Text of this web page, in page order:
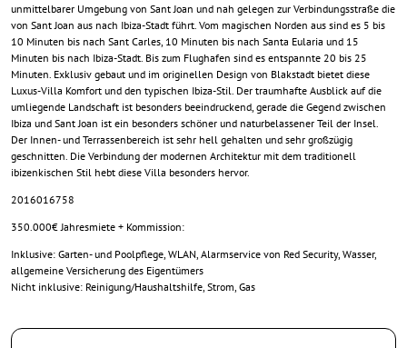
unmittelbarer Umgebung von Sant Joan und nah gelegen zur Verbindungsstraße die
von Sant Joan aus nach Ibiza-Stadt führt. Vom magischen Norden aus sind es 5 bis
10 Minuten bis nach Sant Carles, 10 Minuten bis nach Santa Eularia und 15
Minuten bis nach Ibiza-Stadt. Bis zum Flughafen sind es entspannte 20 bis 25
Minuten. Exklusiv gebaut und im originellen Design von Blakstadt bietet diese
Luxus-Villa Komfort und den typischen Ibiza-Stil. Der traumhafte Ausblick auf die
umliegende Landschaft ist besonders beeindruckend, gerade die Gegend zwischen
Ibiza und Sant Joan ist ein besonders schöner und naturbelassener Teil der Insel.
Der Innen- und Terrassenbereich ist sehr hell gehalten und sehr großzügig
geschnitten. Die Verbindung der modernen Architektur mit dem traditionell
ibizenkischen Stil hebt diese Villa besonders hervor.
2016016758
350.000€ Jahresmiete + Kommission:
Inklusive: Garten- und Poolpflege, WLAN, Alarmservice von Red Security, Wasser,
allgemeine Versicherung des Eigentümers
Nicht inklusive: Reinigung/Haushaltshilfe, Strom, Gas